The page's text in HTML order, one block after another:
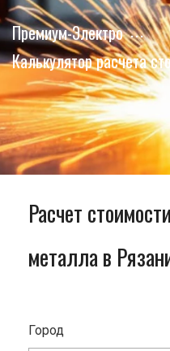
Премиум-Электро
Калькулятор расчета
Расчет
металла в
Город